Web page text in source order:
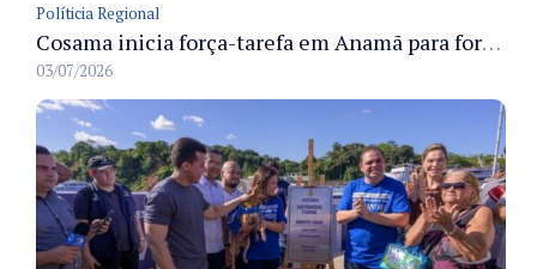
Políticia Regional
Cosama inicia força-tarefa em Anamã para fortalecer abastecimento de água e segurança hídrica da população
03/07/2026